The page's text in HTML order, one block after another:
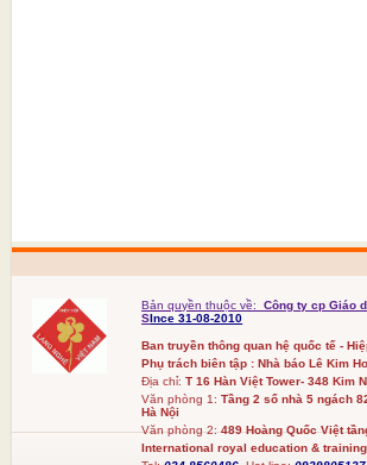
Bản quyền thuộc về:
Công ty cp Giáo
SInce 31-08-2010
Ban truyền thông quan hệ quốc tế -
Phụ trách biên tập : Nhà báo Lê Kim
Địa chỉ: T 16 Hàn Việt Tower- 348 Kim
Văn phòng 1:Tầng 2 số nhà 5 ngách
Hà Nội
Văn phòng 2:489 Hoàng Quốc Việt
International royal education &